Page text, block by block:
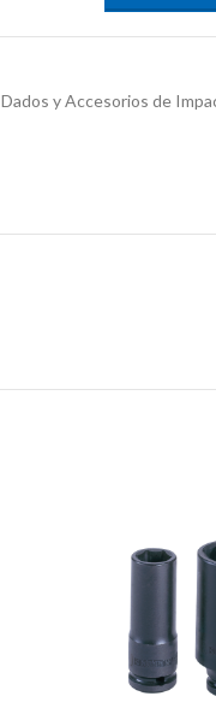
Dados y Accesorios de